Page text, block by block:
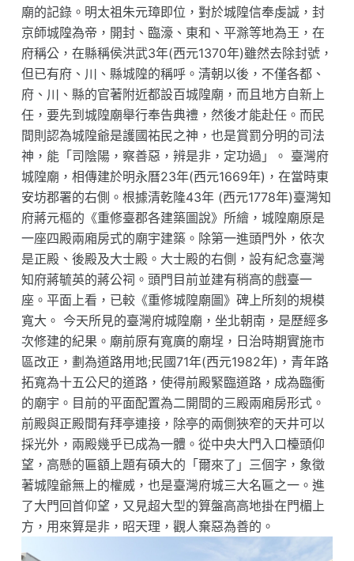
廟的記錄。明太祖朱元璋即位，對於城隍信奉虔誠，封
京師城隍為帝，開封、臨濠、東和、平滁等地為王，在
府稱公，在縣稱侯洪武3年(西元1370年)雖然去除封號，
但已有府、川、縣城隍的稱呼。清朝以後，不僅各都、
府、川、縣的官著附近都設百城隍廟，而且地方自新上
任，要先到城隍廟舉行奉告典禮，然後才能赴任。而民
間則認為城隍爺是護國祐民之神，也是賞罰分明的司法
神，能「司陰陽，察善惡，辨是非，定功過」。 臺灣府
城隍廟，相傳建於明永曆23年(西元1669年)，在當時東
安坊郡署的右側。根據清乾隆43年 (西元1778年)臺灣知
府蔣元樞的《重修臺郡各建築圖說》所繪，城隍廟原是
一座四殿兩廂房式的廟宇建築。除第一進頭門外，依次
是正殿、後殿及大士殿。大士殿的右側，設有紀念臺灣
知府蔣毓英的蔣公祠。頭門目前並建有稍高的戲臺一
座。平面上看，已較《重修城隍廟圖》碑上所刻的規模
寬大。 今天所見的臺灣府城隍廟，坐北朝南，是歷經多
次修建的紀果。廟前原有寬廣的廟埕，日治時期實施市
區改正，劃為道路用地;民國71年(西元1982年)，青年路
拓寬為十五公尺的道路，使得前殿緊臨道路，成為臨衝
的廟宇。目前的平面配置為二開間的三殿兩廂房形式。
前殿與正殿間有拜亭連接，除亭的兩側狹窄的天井可以
採光外，兩殿幾乎已成為一體。從中央大門入口檯頭仰
望，高懸的匾額上題有碩大的「爾來了」三個字，象徵
著城隍爺無上的權威，也是臺灣府城三大名匾之一。進
了大門回首仰望，又見超大型的算盤高高地掛在門楣上
方，用來算是非，昭天理，觀人棄惡為善的。